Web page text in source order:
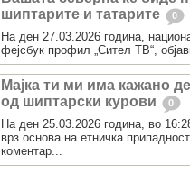
шиптарите и татарите
0
На ден 27.03.2026 година,
фејсбук профил „Сител ТВ“,
Мајка ти ми има кажано
од шиптарски курови
0
На ден 25.03.2026 година, во
врз основа на етничка
коментар...